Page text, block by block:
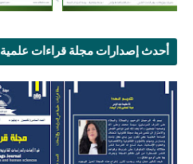
أحدث إصدارات مجلة قراءات علمية